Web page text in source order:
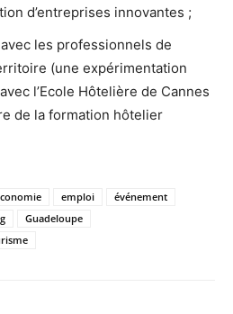
d’entreprises innovantes ;
les professionnels de
(une expérimentation
l’Ecole Hôtelière de Cannes
de la formation hôtelier
emploi
événement
Guadeloupe